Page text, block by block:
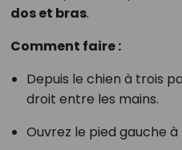
dos et bras.
Comment faire :
Depuis le chien à trois
droit entre les mains.
Ouvrez le pied gauche